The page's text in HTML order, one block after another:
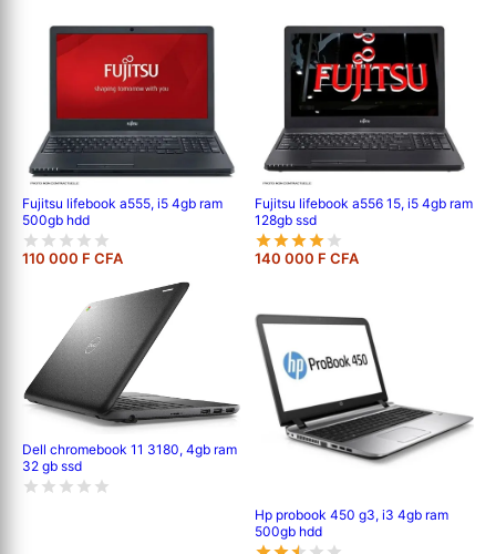
Fujitsu lifebook a555, i5 4gb ram
500gb hdd
110 000 F CFA
Fujitsu lifebook a556 15, i5 4gb ram
128gb ssd
140 000 F CFA
Dell chromebook 11 3180, 4gb ram
32 gb ssd
Hp probook 450 g3, i3 4gb ram
500gb hdd